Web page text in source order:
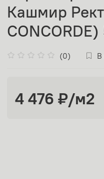
Кашмир
(0) В
4 476 ₽/м2